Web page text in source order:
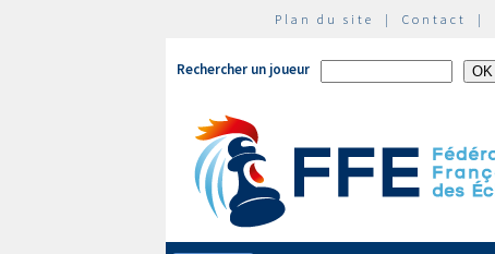
Plan du site | Contact |
Rechercher un joueur